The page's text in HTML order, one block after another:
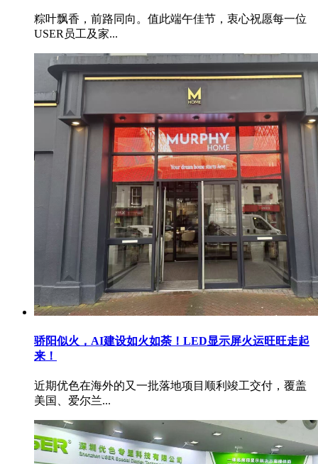
粽叶飘香，前路同向。值此端午佳节，衷心祝愿每一位
USER员工及家...
骄阳似火，AI建设如火如荼！LED显示屏火运旺旺走起
来！
近期优色在海外的又一批落地项目顺利竣工交付，覆盖
美国、爱尔兰...